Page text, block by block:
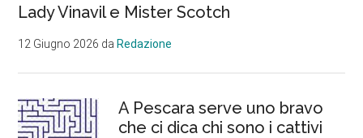
comandante
Polizia
Lady Vinavil e Mister Scotch
12 Giugno 2026 daRedazione
A Pescara serve uno bravo
che ci dica chi sono i cattivi